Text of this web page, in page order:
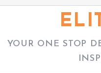
YOUR ONE STOP